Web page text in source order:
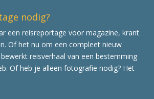
nodig?
een reisreportage voor magazine, krant
Of het nu om een compleet nieuw
reisverhaal van een bestemming
Of heb je alleen fotografie nodig? Het